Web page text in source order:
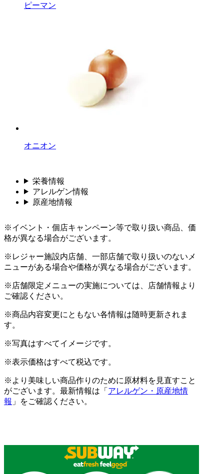
ピーマン
オニオン
栄養情報
アレルゲン情報
原産地情報
※イベント・個店キャンペーン等で取り扱い商品、価
格が異なる場合がございます。
※レジャー施設内店舗、一部店舗で取り扱いのないメ
ニューがある場合や価格が異なる場合がございます。
※店舗限定メニューの実施については、店舗情報より
ご確認ください。
※商品内容変更にともない各情報は随時更新されま
す。
※写真はすべてイメージです。
※表示価格はすべて税込です。
※より美味しい商品作りのために原材料を見直すこと
がございます。最新情報は「 アレルゲン・原産地情
報 」をご確認ください。